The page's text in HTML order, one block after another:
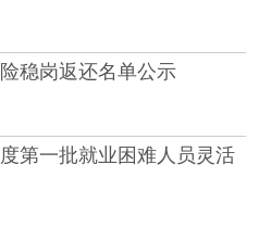
稳岗返还名单公示
第一批就业困难人员灵活